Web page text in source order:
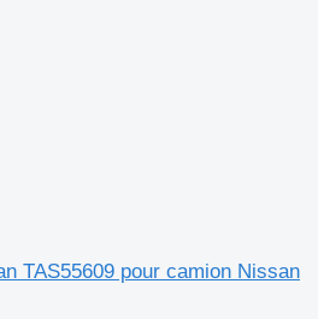
TAS55609 pour camion Nissan